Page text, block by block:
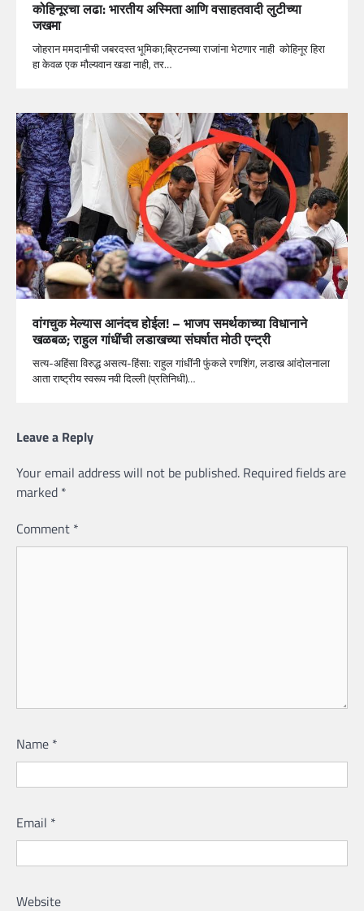
कोहिनूरचा लढा: भारतीय अस्मिता आणि वसाहतवादी लुटीच्या
जखमा
जोहरान ममदानीची जबरदस्त भूमिका;ब्रिटनच्या राजांना भेटणार नाही कोहिनूर हिरा
हा केवळ एक मौल्यवान खडा नाही, तर…
वांगचुक मेल्यास आनंदच होईल! – भाजप समर्थकाच्या विधानाने
खळबळ; राहुल गांधींची लडाखच्या संघर्षात मोठी एन्ट्री
सत्य-अहिंसा विरुद्ध असत्य-हिंसा: राहुल गांधींनी फुंकले रणशिंग, लडाख आंदोलनाला
आता राष्ट्रीय स्वरूप नवी दिल्ली (प्रतिनिधी)…
Leave a Reply
Your email address will not be published. Required fields are
marked *
Comment *
Name *
Email *
Website